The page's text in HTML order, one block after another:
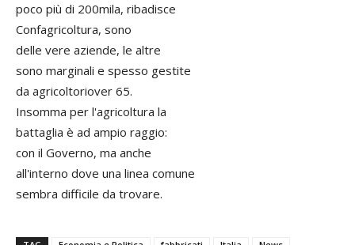
poco più di 200mila, ribadisce
Confagricoltura, sono
delle vere aziende, le altre
sono marginali e spesso gestite
da agricoltoriover 65.
Insomma per l'agricoltura la
battaglia è ad ampio raggio:
con il Governo, ma anche
all'interno dove una linea comune
sembra difficile da trovare.